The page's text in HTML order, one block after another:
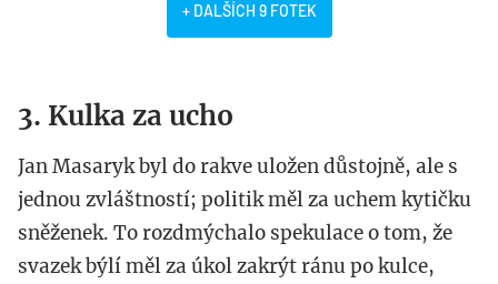
+ DALŠÍCH 9 FOTEK
3. Kulka za ucho
Jan Masaryk byl do rakve uložen důstojně, ale s
jednou zvláštností; politik měl za uchem kytičku
sněženek. To rozdmýchalo spekulace o tom, že
svazek býlí měl za úkol zakrýt ránu po kulce,